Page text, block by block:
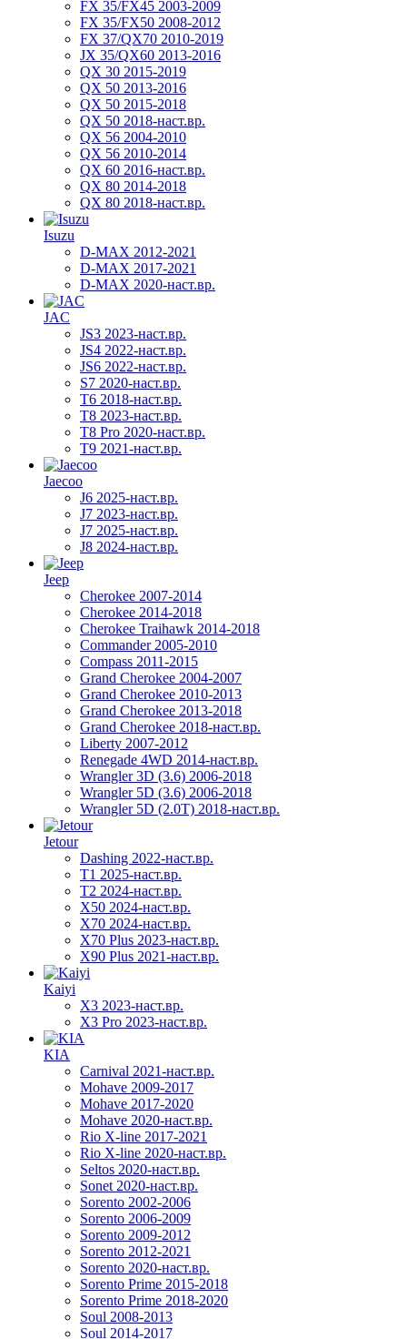
FX 35/FX45 2003-2009
FX 35/FX50 2008-2012
FX 37/QX70 2010-2019
JX 35/QX60 2013-2016
QX 30 2015-2019
QX 50 2013-2016
QX 50 2015-2018
QX 50 2018-наст.вр.
QX 56 2004-2010
QX 56 2010-2014
QX 60 2016-наст.вр.
QX 80 2014-2018
QX 80 2018-наст.вр.
Isuzu
D-MAX 2012-2021
D-MAX 2017-2021
D-MAX 2020-наст.вр.
JAC
JS3 2023-наст.вр.
JS4 2022-наст.вр.
JS6 2022-наст.вр.
S7 2020-наст.вр.
T6 2018-наст.вр.
T8 2023-наст.вр.
T8 Pro 2020-наст.вр.
T9 2021-наст.вр.
Jaecoo
J6 2025-наст.вр.
J7 2023-наст.вр.
J7 2025-наст.вр.
J8 2024-наст.вр.
Jeep
Cherokee 2007-2014
Cherokee 2014-2018
Cherokee Traihawk 2014-2018
Commander 2005-2010
Compass 2011-2015
Grand Cherokee 2004-2007
Grand Cherokee 2010-2013
Grand Cherokee 2013-2018
Grand Cherokee 2018-наст.вр.
Liberty 2007-2012
Renegade 4WD 2014-наст.вр.
Wrangler 3D (3.6) 2006-2018
Wrangler 5D (3.6) 2006-2018
Wrangler 5D (2.0T) 2018-наст.вр.
Jetour
Dashing 2022-наст.вр.
T1 2025-наст.вр.
T2 2024-наст.вр.
X50 2024-наст.вр.
X70 2024-наст.вр.
X70 Plus 2023-наст.вр.
X90 Plus 2021-наст.вр.
Kaiyi
X3 2023-наст.вр.
X3 Pro 2023-наст.вр.
KIA
Carnival 2021-наст.вр.
Mohave 2009-2017
Mohave 2017-2020
Mohave 2020-наст.вр.
Rio X-line 2017-2021
Rio X-line 2020-наст.вр.
Seltos 2020-наст.вр.
Sonet 2020-наст.вр.
Sorento 2002-2006
Sorento 2006-2009
Sorento 2009-2012
Sorento 2012-2021
Sorento 2020-наст.вр.
Sorento Prime 2015-2018
Sorento Prime 2018-2020
Soul 2008-2013
Soul 2014-2017